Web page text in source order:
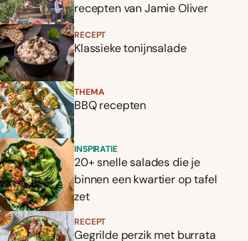
recepten van Jamie Oliver
RECEPT
Klassieke tonijnsalade
THEMA
BBQ recepten
INSPIRATIE
20+ snelle salades die je
binnen een kwartier op tafel
zet
RECEPT
Gegrilde perzik met burrata